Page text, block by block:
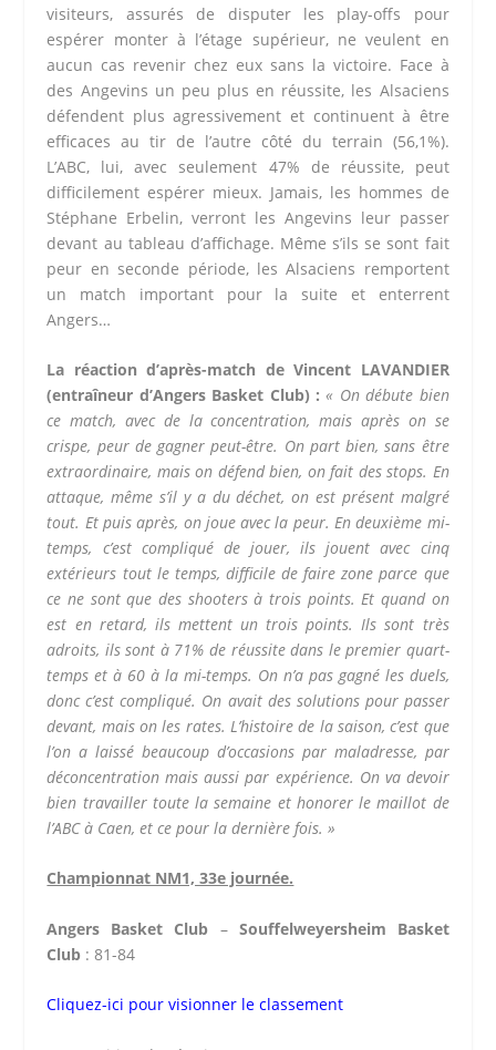
visiteurs, assurés de disputer les play-offs pour
espérer monter à l’étage supérieur, ne veulent en
aucun cas revenir chez eux sans la victoire. Face à
des Angevins un peu plus en réussite, les Alsaciens
défendent plus agressivement et continuent à être
efficaces au tir de l’autre côté du terrain (56,1%).
L’ABC, lui, avec seulement 47% de réussite, peut
difficilement espérer mieux. Jamais, les hommes de
Stéphane Erbelin, verront les Angevins leur passer
devant au tableau d’affichage. Même s’ils se sont fait
peur en seconde période, les Alsaciens remportent
un match important pour la suite et enterrent
Angers…
La réaction d’après-match de Vincent LAVANDIER
(entraîneur d’Angers Basket Club) : « On débute bien
ce match, avec de la concentration, mais après on se
crispe, peur de gagner peut-être. On part bien, sans être
extraordinaire, mais on défend bien, on fait des stops. En
attaque, même s’il y a du déchet, on est présent malgré
tout. Et puis après, on joue avec la peur. En deuxième mi-
temps, c’est compliqué de jouer, ils jouent avec cinq
extérieurs tout le temps, difficile de faire zone parce que
ce ne sont que des shooters à trois points. Et quand on
est en retard, ils mettent un trois points. Ils sont très
adroits, ils sont à 71% de réussite dans le premier quart-
temps et à 60 à la mi-temps. On n’a pas gagné les duels,
donc c’est compliqué. On avait des solutions pour passer
devant, mais on les rates. L’histoire de la saison, c’est que
l’on a laissé beaucoup d’occasions par maladresse, par
déconcentration mais aussi par expérience. On va devoir
bien travailler toute la semaine et honorer le maillot de
l’ABC à Caen, et ce pour la dernière fois. »
Championnat NM1, 33e journée.
Angers Basket Club –Souffelweyersheim Basket
Club : 81-84
Cliquez-ici pour visionner le classement